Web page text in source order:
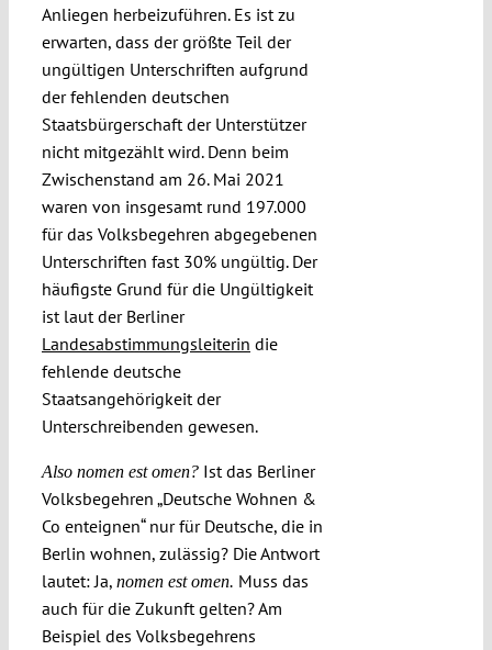
Anliegen herbeizuführen. Es ist zu
erwarten, dass der größte Teil der
ungültigen Unterschriften aufgrund
der fehlenden deutschen
Staatsbürgerschaft der Unterstützer
nicht mitgezählt wird. Denn beim
Zwischenstand am 26. Mai 2021
waren von insgesamt rund 197.000
für das Volksbegehren abgegebenen
Unterschriften fast 30% ungültig. Der
häufigste Grund für die Ungültigkeit
ist laut der Berliner
Landesabstimmungsleiterin die
fehlende deutsche
Staatsangehörigkeit der
Unterschreibenden gewesen.
Also nomen est omen?Ist das Berliner
Volksbegehren „Deutsche Wohnen &
Co enteignen“ nur für Deutsche, die in
Berlin wohnen, zulässig? Die Antwort
lautet: Ja, nomen est omen. Muss das
auch für die Zukunft gelten? Am
Beispiel des Volksbegehrens